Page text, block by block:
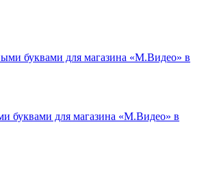
буквами для магазина «М.Видео» в